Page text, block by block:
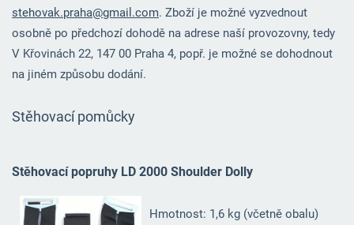
stehovak.praha@gmail.com. Zboží je možné vyzvednout
osobně po předchozí dohodě na adrese naší provozovny, tedy
V Křovinách 22, 147 00 Praha 4, popř. je možné se dohodnout
na jiném způsobu dodání.
Stěhovací pomůcky
Stěhovací popruhy LD 2000 Shoulder Dolly
Hmotnost: 1,6 kg (včetně obalu)